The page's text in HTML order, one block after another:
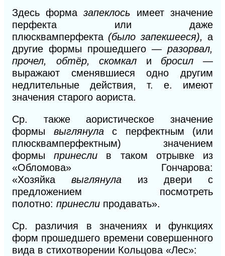
Здесь форма запеклось имеет значение
перфекта или даже
плюсквамперфекта (было запекшееся),а
другие формы прошедшего — разорвал,
прочел, обтёр, скомкал и бросил—
выражают сменявшиеся одно другим
недлительные действия, т. е. имеют
значения старого аориста.
Ср. также аористическое значение
формы выглянула с перфектным (или
плюсквамперфектным) значением
формыпринесли в таком отрывке из
«Обломова» Гончарова:
«Хозяйка выглянула из двери с
предложением посмотреть
полотно: принесли продавать».
Ср. различия в значениях и функциях
форм прошедшего времени совершенного
вида в стихотворении Кольцова «Лес»: